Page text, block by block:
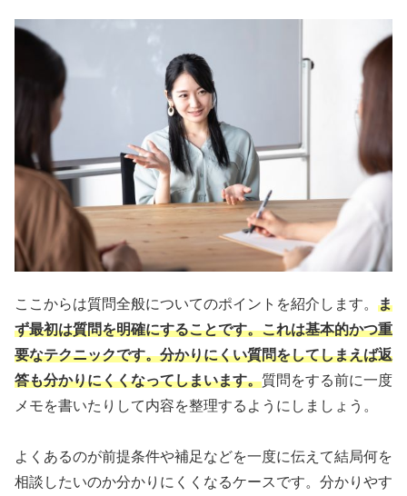
ここからは質問全般についてのポイントを紹介します。 ま
ず最初は質問を明確にすることです。これは基本的かつ重
要なテクニックです。分かりにくい質問をしてしまえば返
答も分かりにくくなってしまいます。質問をする前に一度
メモを書いたりして内容を整理するようにしましょう。
よくあるのが前提条件や補足などを一度に伝えて結局何を
相談したいのか分かりにくくなるケースです。分かりやす